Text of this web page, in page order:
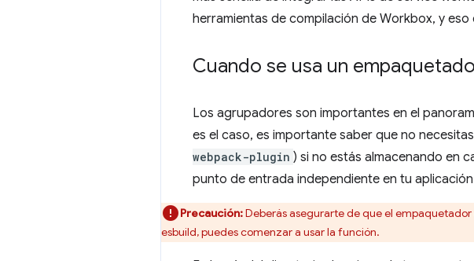
herramientas de compilación de Workbox, y
Cuando se usa un
Los agrupadores son importantes en el
es el caso, es importante saber que no
webpack-plugin ) si no estás almacenando en
punto de entrada independiente en tu
Precaución:Deberás asegurarte de que el empaquetador
esbuild, puedes comenzar a usar la función.